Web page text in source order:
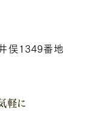
俣1349番地
軽に